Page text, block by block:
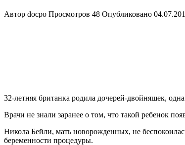
Автор docpo Просмотров 48 Опубликовано
32-летняя британка родила дочерей-двойняшек,
Врачи не знали заранее о том, что такой ребенок
Никола Бейли, мать новорожденных, не
беременности процедуры.